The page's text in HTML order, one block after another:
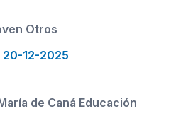
Otros
20-12-2025
de Caná Educación